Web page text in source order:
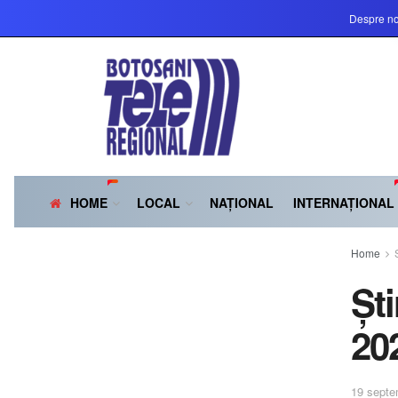
Despre
HOME LOCAL NAȚIONAL INTERNAȚIONAL
Home
19